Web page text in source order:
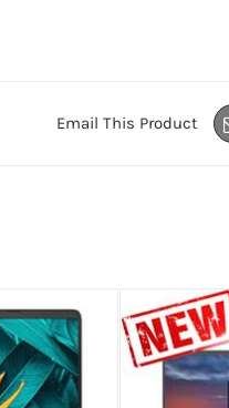
Email This Product